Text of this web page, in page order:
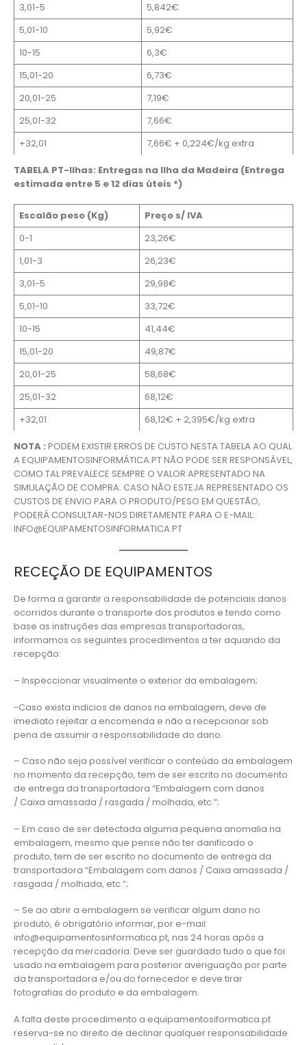
3,01-5
5,842€
5,01-10
5,92€
10-15
6,3€
15,01-20
6,73€
20,01-25
7,19€
25,01-32
7,66€
+32,01
7,66€ + 0,224€/kg extra
TABELA PT-Ilhas: Entregas na Ilha da Madeira (Entrega
estimada entre 5 e 12 dias úteis *)
Escalão peso (Kg)
Preço s/ IVA
0-1
23,26€
1,01-3
26,23€
3,01-5
29,98€
5,01-10
33,72€
10-15
41,44€
15,01-20
49,87€
20,01-25
58,68€
25,01-32
68,12€
+32,01
68,12€ + 2,395€/kg extra
NOTA : PODEM EXISTIR ERROS DE CUSTO NESTA TABELA AO QUAL
A EQUIPAMENTOSINFORMÁTICA.PT NÃO PODE SER RESPONSÁVEL,
COMO TAL PREVALECE SEMPRE O VALOR APRESENTADO NA
SIMULAÇÃO DE COMPRA. CASO NÃO ESTEJA REPRESENTADO OS
CUSTOS DE ENVIO PARA O PRODUTO/PESO EM QUESTÃO,
PODERÁ CONSULTAR-NOS DIRETAMENTE PARA O E-MAIL:
INFO@EQUIPAMENTOSINFORMATICA.PT
RECEÇÃO DE EQUIPAMENTOS
De forma a garantir a responsabilidade de potenciais danos
ocorridos durante o transporte dos produtos e tendo como
base as instruções das empresas transportadoras,
informamos os seguintes procedimentos a ter aquando da
recepção:
– Inspeccionar visualmente o exterior da embalagem;
-Caso exista indicios de danos na embalagem, deve de
imediato rejeitar a encomenda e não a recepcionar sob
pena de assumir a responsabilidade do dano.
– Caso não seja possível verificar o conteúdo da embalagem
no momento da recepção, tem de ser escrito no documento
de entrega da transportadora “Embalagem com danos
/ Caixa amassada / rasgada / molhada, etc.”;
– Em caso de ser detectada alguma pequena anomalia na
embalagem, mesmo que pense não ter danificado o
produto, tem de ser escrito no documento de entrega da
transportadora “Embalagem com danos / Caixa amassada /
rasgada / molhada, etc.”;
– Se ao abrir a embalagem se verificar algum dano no
produto, é obrigatório informar, por e-mail:
info@equipamentosinformatica.pt, nas 24 horas após a
recepção da mercadoria. Deve ser guardado tudo o que foi
usado na embalagem para posterior averiguação por parte
da transportadora e/ou do fornecedor e deve tirar
fotografias do produto e da embalagem.
A falta deste procedimento a equipamentosiformatica.pt
reserva-se no direito de declinar qualquer responsabilidade